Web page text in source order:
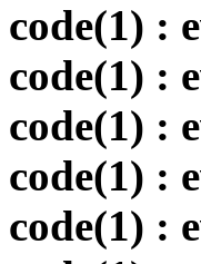
code(1) :
code(1) :
code(1) :
code(1) :
code(1) :